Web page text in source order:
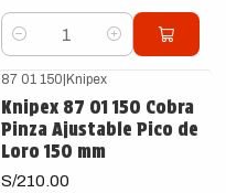
Cantidad
87 01 150|Knipex
Knipex 87 01 150 Cobra
Pinza Ajustable Pico de
Loro 150 mm
S/210.00